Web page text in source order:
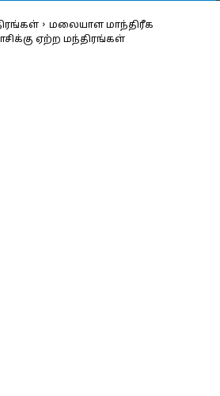
மலையாள மாந்திரீக
ஏற்ற மந்திரங்கள்